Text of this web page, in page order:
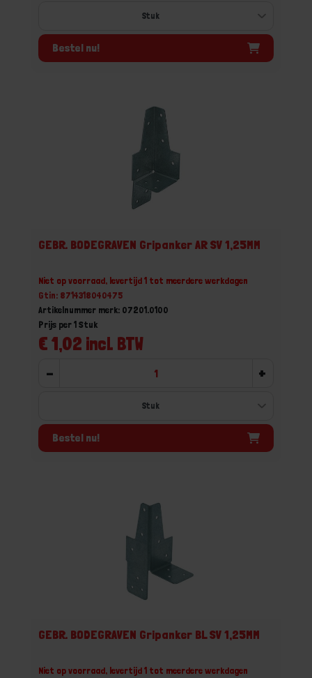
Bestel nu!
GEBR. BODEGRAVEN Gripanker AR SV 1,25MM
Niet op voorraad, levertijd 1 tot meerdere werkdagen
Gtin: 8714318040475
Artikelnummer merk: 07201.0100
€ 1,02 incl. BTW
Prijs per 1 Stuk
- +
Bestel nu!
GEBR. BODEGRAVEN Gripanker BL SV 1,25MM
Niet op voorraad, levertijd 1 tot meerdere werkdagen